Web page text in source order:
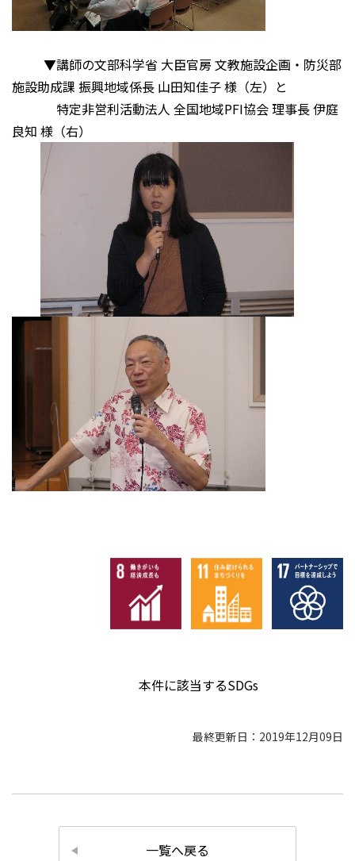
▼講師の文部科学省 大臣官房 文教施設企画・防災部
施設助成課 振興地域係長 山田知佳子 様（左）と
特定非営利活動法人 全国地域PFI協会 理事長 伊庭
良知 様（右）
本件に該当するSDGs
最終更新日：2019年12月09日
一覧へ戻る